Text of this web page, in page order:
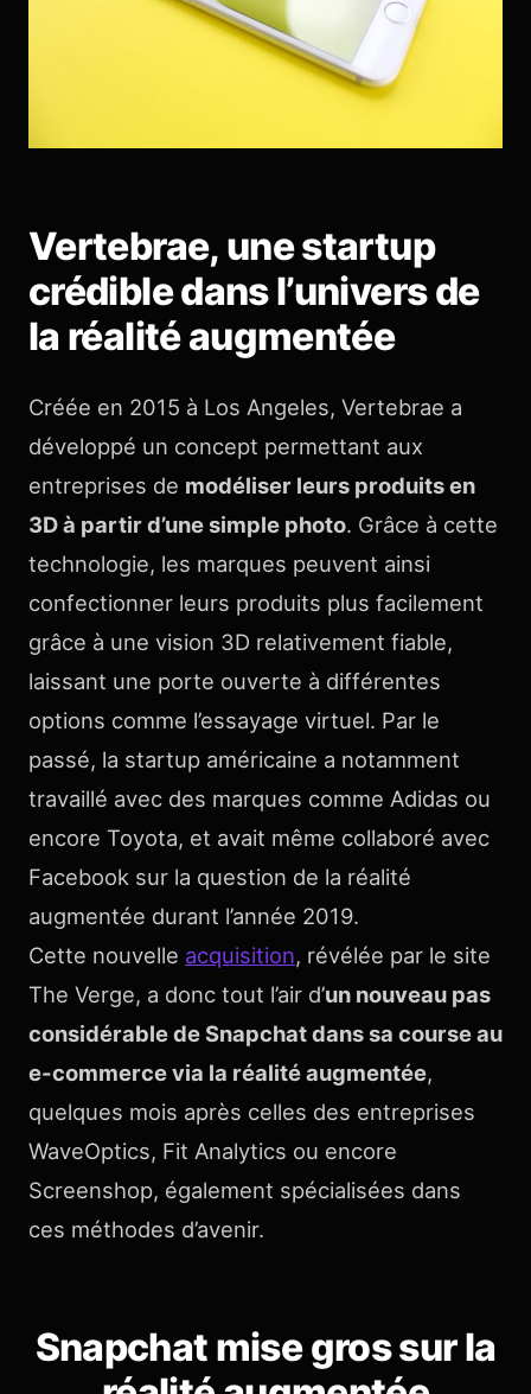
Vertebrae, une startup
crédible dans l’univers de
la réalité augmentée
Créée en 2015 à Los Angeles, Vertebrae a
développé un concept permettant aux
entreprises de modéliser leurs produits en
3D à partir d’une simple photo. Grâce à cette
technologie, les marques peuvent ainsi
confectionner leurs produits plus facilement
grâce à une vision 3D relativement fiable,
laissant une porte ouverte à différentes
options comme l’essayage virtuel. Par le
passé, la startup américaine a notamment
travaillé avec des marques comme Adidas ou
encore Toyota, et avait même collaboré avec
Facebook sur la question de la réalité
augmentée durant l’année 2019.
Cette nouvelle acquisition, révélée par le site
The Verge, a donc tout l’air d’un nouveau pas
considérable de Snapchat dans sa course au
e-commerce via la réalité augmentée,
quelques mois après celles des entreprises
WaveOptics, Fit Analytics ou encore
Screenshop, également spécialisées dans
ces méthodes d’avenir.
Snapchat mise gros sur la